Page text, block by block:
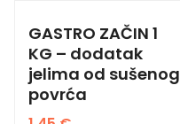
GASTRO ZAČIN 1
KG – dodatak
jelima od sušenog
povrća